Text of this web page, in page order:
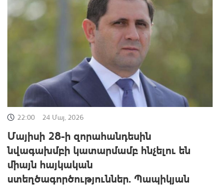
22:00 24 Մայ, 2026
Մայիսի 28-ի զորահանդեսին
նվագախմբի կատարմամբ հնչելու են
միայն հայկական
ստեղծագործություններ. Պապիկյան